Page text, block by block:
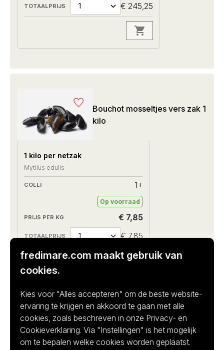
€ 245,25
Bouchot mosseltjes vers zak 1
kilo
1 kilo per netzak
Mytilus edulis
1+
Op voorraad
€ 7,85
€ 7,85
Canadese kreeft 1300-1500
fredimare.com maakt gebruik van
cookies.
Kies voor "Alles accepteren" om de beste website-
ervaring te krijgen en akkoord te gaan met alle
cookies, zoals beschreven in onze Privacy- en
Cookieverklaring. Via "Instellingen" is het mogelijk
om te bepalen welke cookies worden geplaatst.